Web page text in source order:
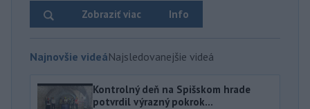
Info
Zobraziť viac
Najnovšie videáNajsledovanejšie videá
Kontrolný deň na Spišskom hrade
potvrdil výrazný pokrok...